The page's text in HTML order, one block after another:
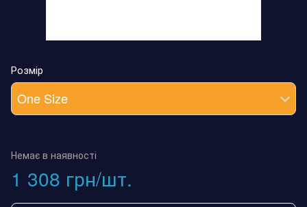
Розмір
One Size
Немає в наявності
1 308 грн/шт.